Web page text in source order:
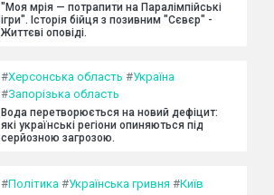
"Моя мрія — потрапити на Паралімпійські
ігри". Історія бійця з позивним "Сєвєр" -
Життєві оповіді.
#Херсонська область #Україна
#Запорізька область
Вода перетворюється на новий дефіцит:
які українські регіони опиняються під
серйозною загрозою.
#Політика #Українська гривня #Київ